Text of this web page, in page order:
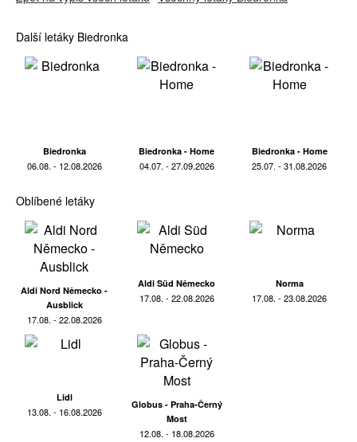
Další letáky Biedronka
Biedronka
06.08. - 12.08.2026
Biedronka - Home
04.07. - 27.09.2026
Biedronka - Home
25.07. - 31.08.2026
Oblíbené letáky
Aldi Nord Německo -
Ausblick
17.08. - 22.08.2026
Aldi Süd Německo
17.08. - 22.08.2026
Norma
17.08. - 23.08.2026
Lidl
13.08. - 16.08.2026
Globus - Praha-Černý
Most
12.08. - 18.08.2026